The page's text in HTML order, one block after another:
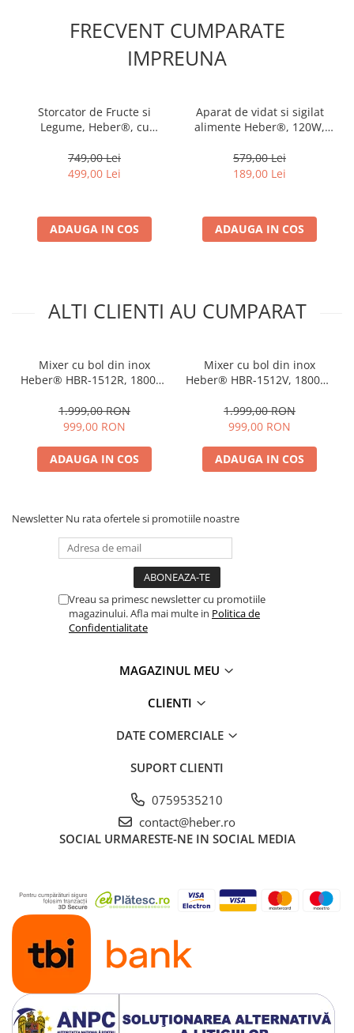
FRECVENT CUMPARATE
IMPREUNA
Storcator de Fructe si
Legume, Heber®, cu
Soft/Hard, Display LED, Sita
Inox, Functie Reverse,
calatorie 500ml, Gri
749,00 Lei
499,00 Lei
ADAUGA IN COS
Aparat de vidat si sigilat
alimente Heber®, 120W,
umed/uscata/soft, panou
de comanda tactil, 30 cm
Negru
579,00 Lei
189,00 Lei
ADAUGA IN COS
ALTI CLIENTI AU CUMPARAT
Mixer cu bol din inox
Heber® HBR-1512R, 1800W,
Functie Pulse, Oprire
automata, Miscare eliptica,
6L din Inox, 3 accesorii
incluse ROSU
1.999,00 RON
999,00 RON
ADAUGA IN COS
Mixer cu bol din inox
Heber® HBR-1512V, 1800W,
Functie Pulse, Oprire
automata, Miscare eliptica,
6L din Inox, 3 accesorii
incluse Turcoaz
1.999,00 RON
999,00 RON
ADAUGA IN COS
Newsletter Nu rata ofertele si promotiile noastre
Vreau sa primesc newsletter cu promotiile
magazinului. Afla mai multe in Politica de
Confidentialitate
MAGAZINUL MEU
CLIENTI
DATE COMERCIALE
SUPORT CLIENTI
0759535210
contact@heber.ro
SOCIAL URMARESTE-NE IN SOCIAL MEDIA